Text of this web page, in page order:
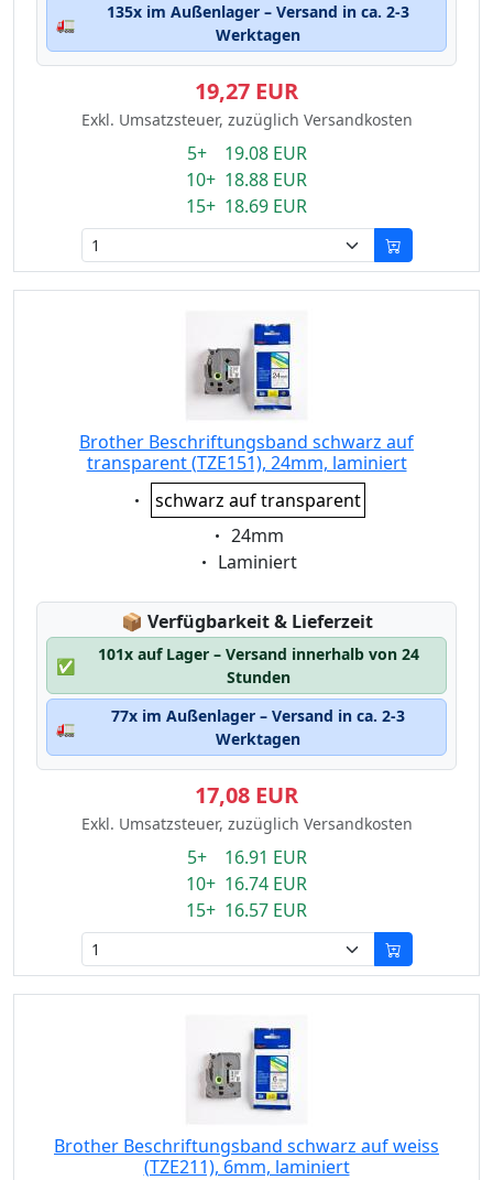
🚛
135x im Außenlager – Versand in ca. 2-3
Werktagen
19,27 EUR
Exkl. Umsatzsteuer, zuzüglich Versandkosten
5+ 19.08 EUR
10+ 18.88 EUR
15+ 18.69 EUR
Brother Beschriftungsband schwarz auf
transparent (TZE151), 24mm, laminiert
Eigenschaft:
schwarz auf transparent
Eigenschaft:
24mm
Eigenschaft:
Laminiert
📦 Lagerstatus:
Verfügbarkeit & Lieferzeit
✅
101x auf Lager – Versand innerhalb von 24
Stunden
🚛
77x im Außenlager – Versand in ca. 2-3
Werktagen
17,08 EUR
Exkl. Umsatzsteuer, zuzüglich Versandkosten
5+ 16.91 EUR
10+ 16.74 EUR
15+ 16.57 EUR
Brother Beschriftungsband schwarz auf weiss
(TZE211), 6mm, laminiert